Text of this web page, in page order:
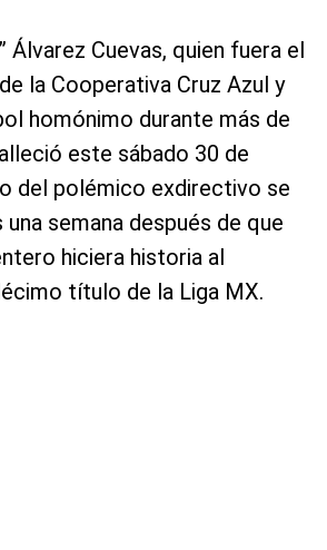
Álvarez Cuevas, quien fuera el
la Cooperativa Cruz Azul y
homónimo durante más de
este sábado 30 de
del polémico exdirectivo se
semana después de que
hiciera historia al
título de la Liga MX.